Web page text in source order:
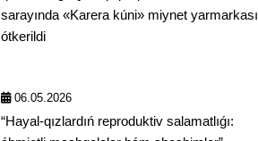
sarayında «Karera kúni» miynet yarmarkası
ótkerildi
06.05.2026
“Hayal-qızlardıń reproduktiv salamatlıǵı: